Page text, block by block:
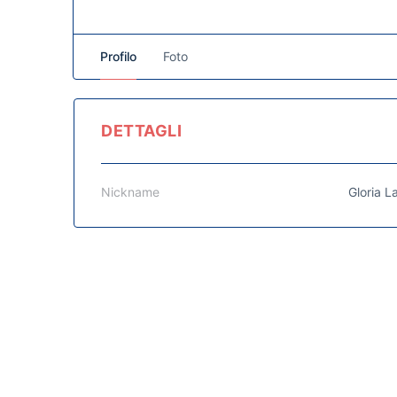
Profilo Foto
DETTAGLI
Nickname Gloria